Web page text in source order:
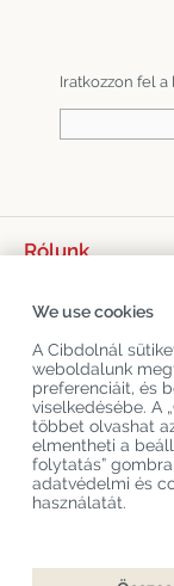
Iratkozzon fel
Rólunk
Legújabb CBD
We use cookies
A Cibdolnál
weboldalunk
preferenciáit, és
viselkedésébe. A
többet olvashat
elmentheti a
folytatás”
adatvédelmi és
használatát.
Cibdol bv,